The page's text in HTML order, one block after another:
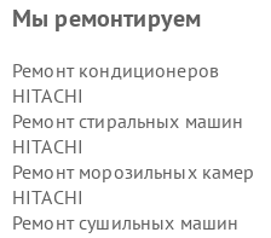
Мы ремонтируем
Ремонт кондиционеров
HITACHI
Ремонт стиральных машин
HITACHI
Ремонт морозильных камер
HITACHI
Ремонт сушильных машин